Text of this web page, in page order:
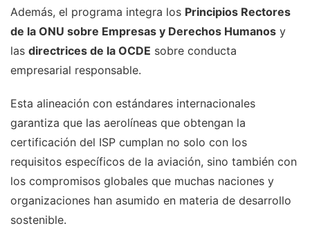
Además, el programa integra los Principios Rectores
de la ONU sobre Empresas y Derechos Humanos y
las directrices de la OCDE sobre conducta
empresarial responsable.
Esta alineación con estándares internacionales
garantiza que las aerolíneas que obtengan la
certificación del ISP cumplan no solo con los
requisitos específicos de la aviación, sino también con
los compromisos globales que muchas naciones y
organizaciones han asumido en materia de desarrollo
sostenible.